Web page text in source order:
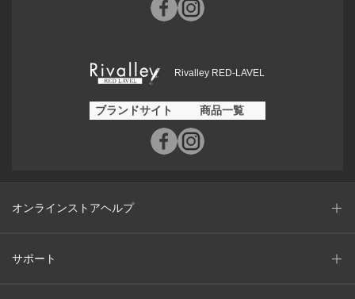
Rivalley RED-LAVEL
ブランドサイト 商品一覧
オンラインストアヘルプ
サポート